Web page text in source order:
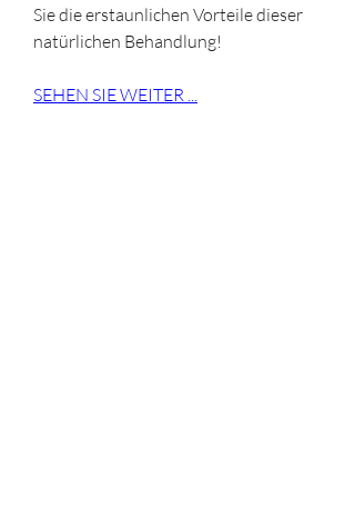
Sie die erstaunlichen Vorteile dieser
natürlichen Behandlung!
SEHEN SIE WEITER ...